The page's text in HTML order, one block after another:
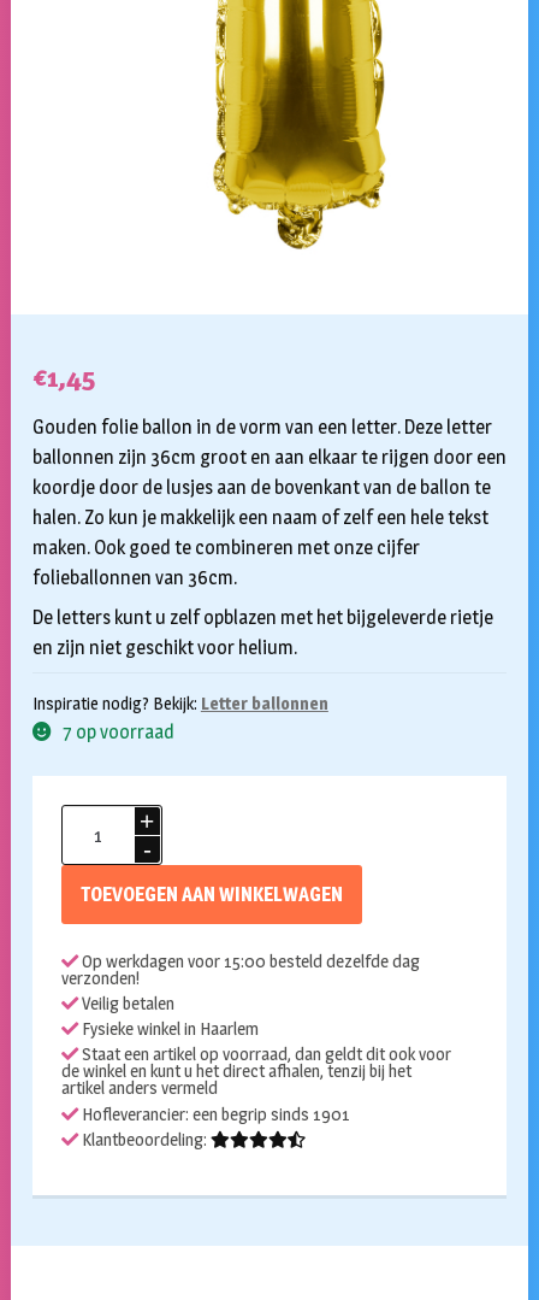
€1,45
Gouden folie ballon in de vorm van een letter. Deze letter
ballonnen zijn 36cm groot en aan elkaar te rijgen door een
koordje door de lusjes aan de bovenkant van de ballon te
halen. Zo kun je makkelijk een naam of zelf een hele tekst
maken. Ook goed te combineren met onze cijfer
folieballonnen van 36cm.
De letters kunt u zelf opblazen met het bijgeleverde rietje
en zijn niet geschikt voor helium.
Inspiratie nodig? Bekijk: Letter ballonnen
7 op voorraad
Folieballon
TOEVOEGEN AAN WINKELWAGEN
Op werkdagen voor 15:00 besteld dezelfde dag
verzonden!
Veilig betalen
Fysieke winkel in Haarlem
Staat een artikel op voorraad, dan geldt dit ook voor
de winkel en kunt u het direct afhalen, tenzij bij het
artikel anders vermeld
Hofleverancier: een begrip sinds 1901
Klantbeoordeling: